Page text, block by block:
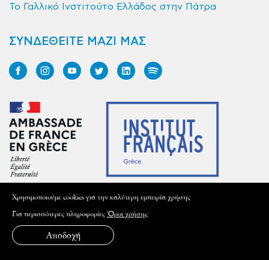
Το Γαλλικό Ινστιτούτο Ελλάδος στην Πάτρα
ΣΥΝΔΕΘΕΙΤΕ ΜΑΖΙ ΜΑΣ
Sina 31, 106 80, Athènes
Xρησιμοποιούμε cookies για την καλύτερη εμπειρία χρήσης
Για περισσότερες πληροφορίεςΌροι χρήσης
Αποδοχή